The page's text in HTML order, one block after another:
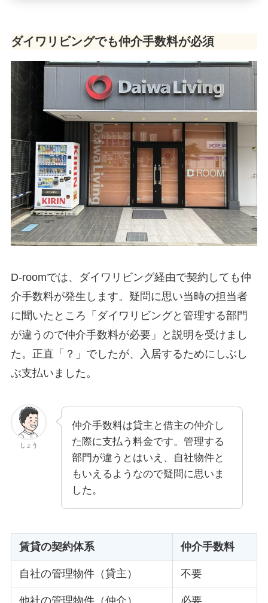
ダイワリビングでも仲介手数料が必須
D-roomでは、ダイワリビング経由で契約しても仲
介手数料が発生します。疑問に思い当時の担当者
に聞いたところ「ダイワリビングと管理する部門
が違うので仲介手数料が必要」と説明を受けまし
た。正直「？」でしたが、入居するためにしぶし
ぶ支払いました。
しょう
仲介手数料は貸主と借主の仲介し
た際に支払う料金です。管理する
部門が違うとはいえ、自社物件と
もいえるようなので疑問に思いま
した。
賃貸の契約体系 仲介手数料
自社の管理物件（貸主） 不要
他社の管理物件（仲介） 必要